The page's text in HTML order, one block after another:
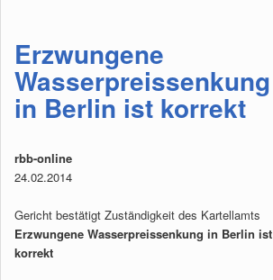
Erzwungene
Wasserpreissenkung
in Berlin ist korrekt
rbb-online
24.02.2014
Gericht bestätigt Zuständigkeit des Kartellamts
Erzwungene Wasserpreissenkung in Berlin ist
korrekt